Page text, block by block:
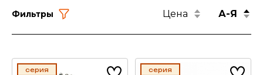
Фильтры Цена А-Я
серия серия